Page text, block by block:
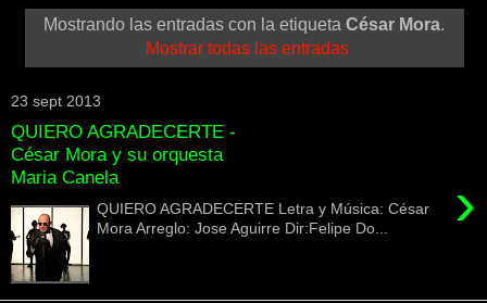
Mostrando las entradas con la etiqueta César Mora.
Mostrar todas las entradas
23 sept 2013
QUIERO AGRADECERTE -
César Mora y su orquesta
Maria Canela
›
QUIERO AGRADECERTE Letra y Música: César
Mora Arreglo: Jose Aguirre Dir:Felipe Do...